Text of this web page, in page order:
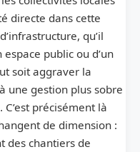
directe dans cette
qu’il
espace public ou d’un
soit aggraver la
une gestion plus sobre
précisément là
de dimension :
des chantiers de